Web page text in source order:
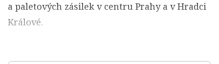
a paletových zásilek v centru Prahy a v Hradci
Králové.